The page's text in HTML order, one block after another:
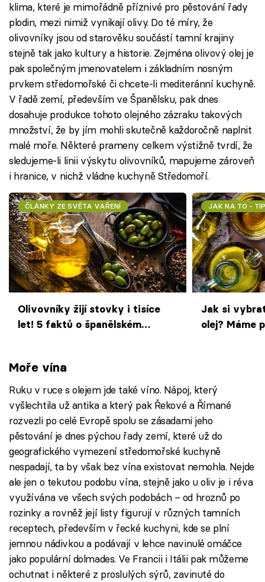
klima, které je mimořádně příznivé pro pěstování řady
plodin, mezi nimiž vynikají olivy. Do té míry, že
olivovníky jsou od starověku součástí tamní krajiny
stejně tak jako kultury a historie. Zejména olivový olej je
pak společným jmenovatelem i základním nosným
prvkem středomořské či chcete-li mediteránní kuchyně.
V řadě zemí, především ve Španělsku, pak dnes
dosahuje produkce tohoto olejného zázraku takových
množství, že by jím mohli skutečně každoročně naplnit
malé moře. Některé prameny celkem výstižně tvrdí, že
sledujeme-li linii výskytu olivovníků, mapujeme zároveň
i hranice, v nichž vládne kuchyně Středomoří.
ČLÁNKY ZE SVĚTA VAŘENÍ
Olivovníky žijí stovky i tisíce
let! 5 faktů o španělském
JAK NA TO -
Jak si
olej? Máme
Moře vína
Ruku v ruce s olejem jde také víno. Nápoj, který
vyšlechtila už antika a který pak Řekové a Římané
rozvezli po celé Evropě spolu se zásadami jeho
pěstování je dnes pýchou řady zemí, které už do
geografického vymezení středomořské kuchyně
nespadají, ta by však bez vína existovat nemohla. Nejde
ale jen o tekutou podobu vína, stejně jako u oliv je i réva
využívána ve všech svých podobách – od hroznů po
rozinky a rovněž její listy figurují v různých tamních
receptech, především v řecké kuchyni, kde se plní
jemnou nádivkou a podávají v lehce navinulé omáčce
jako populární dolmades. Ve Francii i Itálii pak můžeme
ochutnat i některé z proslulých sýrů, zavinuté do